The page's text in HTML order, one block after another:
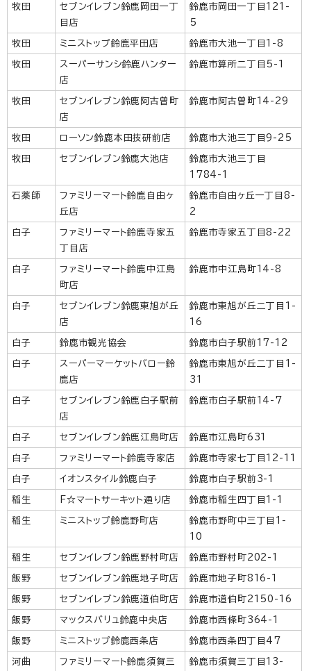
牧田
セブンイレブン鈴鹿岡田一丁
目店
鈴鹿市岡田一丁目121-
5
牧田 ミニストップ鈴鹿平田店 鈴鹿市大池一丁目1-8
牧田
スーパーサンシ鈴鹿ハンター
店
鈴鹿市算所二丁目5-1
牧田
セブンイレブン鈴鹿阿古曽町
店
鈴鹿市阿古曽町14-29
牧田 ローソン鈴鹿本田技研前店 鈴鹿市大池三丁目9-25
牧田 セブンイレブン鈴鹿大池店
鈴鹿市大池三丁目
1784-1
石薬師
ファミリーマート鈴鹿自由ヶ
丘店
鈴鹿市自由ヶ丘一丁目8-
2
白子
ファミリーマート鈴鹿寺家五
丁目店
鈴鹿市寺家五丁目8-22
白子
ファミリーマート鈴鹿中江島
町店
鈴鹿市中江島町14-8
白子
セブンイレブン鈴鹿東旭が丘
店
鈴鹿市東旭が丘二丁目1-
16
白子 鈴鹿市観光協会 鈴鹿市白子駅前17-12
白子
スーパーマーケットバロー鈴
鹿店
鈴鹿市東旭が丘二丁目1-
31
白子
セブンイレブン鈴鹿白子駅前
店
鈴鹿市白子駅前14-7
白子 セブンイレブン鈴鹿江島町店 鈴鹿市江島町631
白子 ファミリーマート鈴鹿寺家店 鈴鹿市寺家七丁目12-11
白子 イオンスタイル鈴鹿白子 鈴鹿市白子駅前3-1
稲生 F☆マートサーキット通り店 鈴鹿市稲生四丁目1-1
稲生 ミニストップ鈴鹿野町店
鈴鹿市野町中三丁目1-
10
稲生 セブンイレブン鈴鹿野村町店 鈴鹿市野村町202-1
飯野 セブンイレブン鈴鹿地子町店 鈴鹿市地子町816-1
飯野 セブンイレブン鈴鹿道伯町店 鈴鹿市道伯町2150-16
飯野 マックスバリュ鈴鹿中央店 鈴鹿市西條町364-1
飯野 ミニストップ鈴鹿西条店 鈴鹿市西条四丁目47
河曲
ファミリーマート鈴鹿須賀三
鈴鹿市須賀三丁目13-